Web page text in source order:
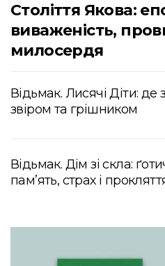
Століття Якова:
виваженість,
милосердя
Відьмак. Лисячі Діти:
звіром та грішником
Відьмак. Дім зі скла:
пам’ять, страх і